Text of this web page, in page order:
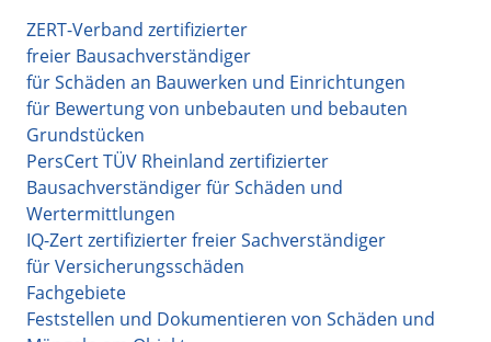
ZERT-Verband zertifizierter
freier Bausachverständiger
für Schäden an Bauwerken und Einrichtungen
für Bewertung von unbebauten und bebauten
Grundstücken
PersCert TÜV Rheinland zertifizierter
Bausachverständiger für Schäden und
Wertermittlungen
IQ-Zert zertifizierter freier Sachverständiger
für Versicherungsschäden
Fachgebiete
Feststellen und Dokumentieren von Schäden und